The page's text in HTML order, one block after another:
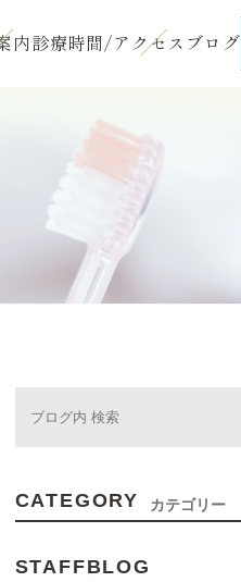
内診療時間/アクセス ブログ
CATEGORY カテゴリー
STAFFBLOG